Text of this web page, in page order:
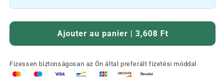
Ajouter au panier | 3,608 Ft
Fizessen biztonságosan az Ön által preferált fizetési móddal